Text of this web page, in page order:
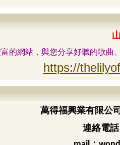
的網站，與您分享好聽的歌曲
https://
萬得福興業有限公
連絡電